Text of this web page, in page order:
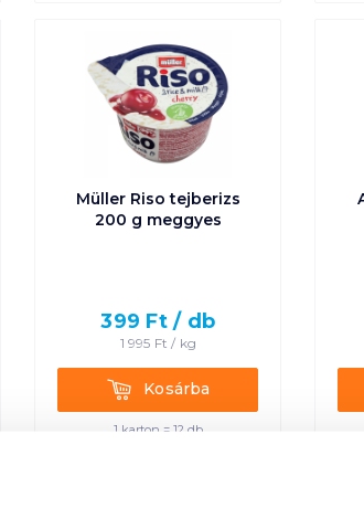
Müller Riso tejberizs
200 g meggyes
399 Ft / db
1 995 Ft / kg
KosárbaKosárba
1 karton = 12 db